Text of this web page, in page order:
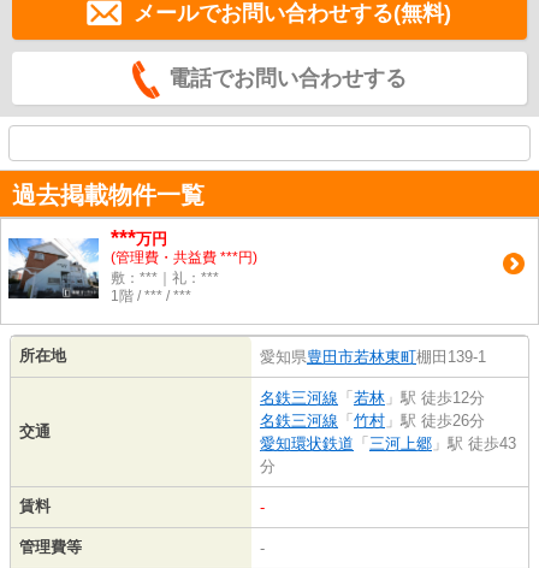
メールでお問い合わせする(無料)
電話でお問い合わせする
過去掲載物件一覧
***万円
(管理費・共益費 ***円)
敷：***｜礼：***
1階 / *** / ***
所在地 愛知県豊田市若林東町棚田139-1
交通
名鉄三河線 「 若林 」駅 徒歩12分
名鉄三河線 「 竹村 」駅 徒歩26分
愛知環状鉄道 「 三河上郷 」駅 徒歩43
分
賃料 -
管理費等 -